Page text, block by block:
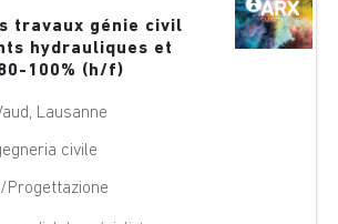
géotechnique, énergie
travaux génie civil
hydrauliques et
100% (h/f)
Lausanne
civile
Progettazione